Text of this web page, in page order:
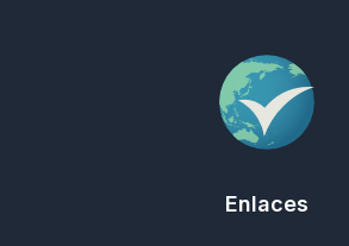
Enlaces